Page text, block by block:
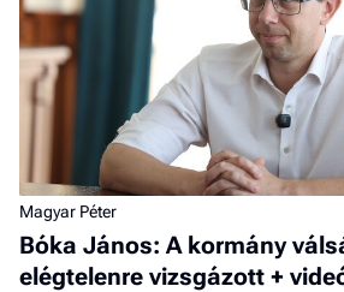
Magyar Péter
Bóka János: A kormány
elégtelenre vizsgázott +